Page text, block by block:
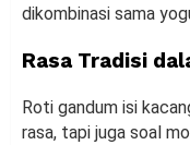
dikombinasi sama
Rasa Tradisi
Roti gandum isi
rasa, tapi juga soal